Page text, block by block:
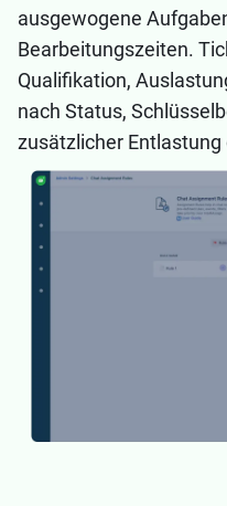
ausgewogene
Bearbeitungszeiten.
Qualifikation,
nach Status,
zusätzlicher Entlastung